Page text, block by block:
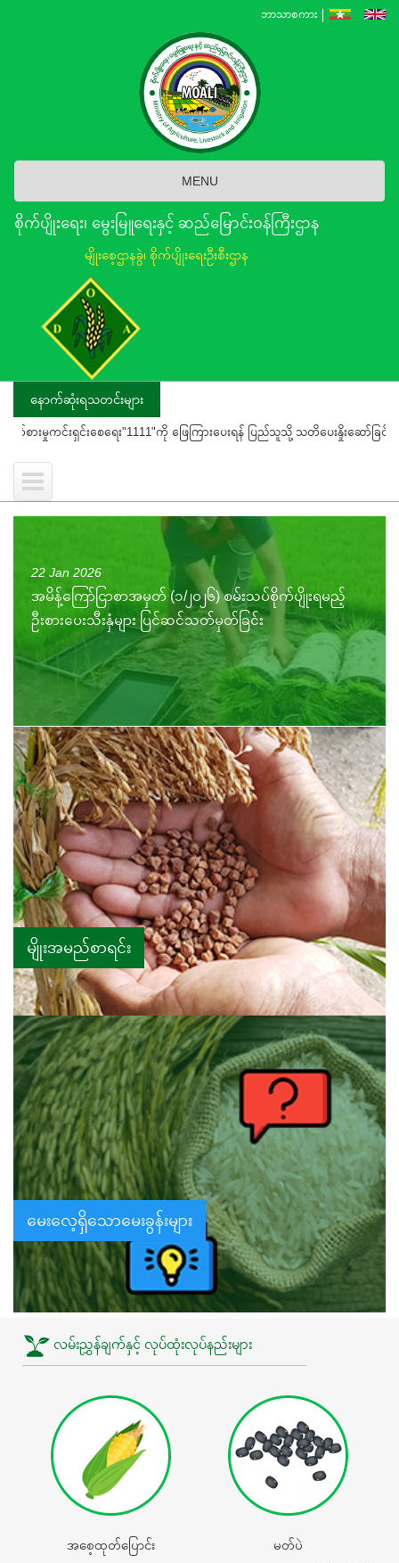
ဘာသာစကား
MENU
စိုက်ပျိုးရေး၊ မွေးမြူရေးနှင့် ဆည်မြောင်း၀န်ကြီးဌာန
မျိုးစေ့ဌာနခွဲ၊ စိုက်ပျိုးရေးဦးစီးဌာန
နောက်ဆုံးရသတင်းများ
စေရေး"1111"ကို ဖြေကြားပေးရန် ပြည်သူသို့ သတိပေးနှိုးဆော်ခြင်း ကွင်း
22 Jan 2026
အမိန့်ကြော်ငြာစာအမှတ် (၁/၂၀၂၆) စမ်းသပ်စိုက်ပျိုးရမည့်
ဦးစားပေးသီးနှံများ ပြင်ဆင်သတ်မှတ်ခြင်း
မျိုးအမည်စာရင်း
မေးလေ့ရှိသောမေးခွန်းများ
လမ်းညွှန်ချက်နှင့် လုပ်ထုံးလုပ်နည်းများ
အစေ့ထုတ်‌ပြောင်း မတ်ပဲ